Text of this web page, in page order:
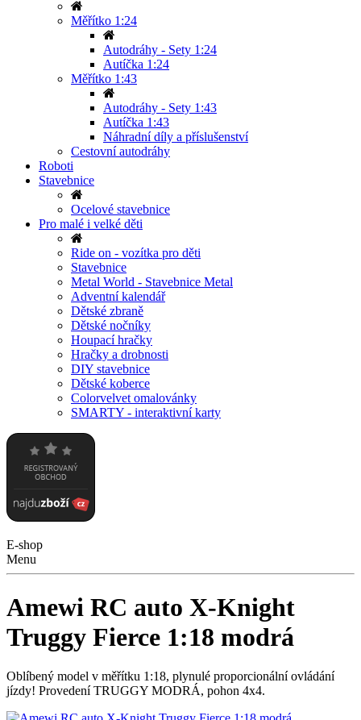
Měřítko 1:24
Autodráhy - Sety 1:24
Autíčka 1:24
Měřítko 1:43
Autodráhy - Sety 1:43
Autíčka 1:43
Náhradní díly a příslušenství
Cestovní autodráhy
Roboti
Stavebnice
Ocelové stavebnice
Pro malé i velké děti
Ride on - vozítka pro děti
Stavebnice
Metal World - Stavebnice Metal
Adventní kalendář
Dětské zbraně
Dětské nočníky
Houpací hračky
Hračky a drobnosti
DIY stavebnice
Dětské koberce
Colorvelvet omalovánky
SMARTY - interaktivní karty
E-shop
Menu
Amewi RC auto X-Knight
Truggy Fierce 1:18 modrá
Oblíbený model v měřítku 1:18, plynulé proporcionální ovládání
jízdy! Provedení TRUGGY MODRÁ, pohon 4x4.